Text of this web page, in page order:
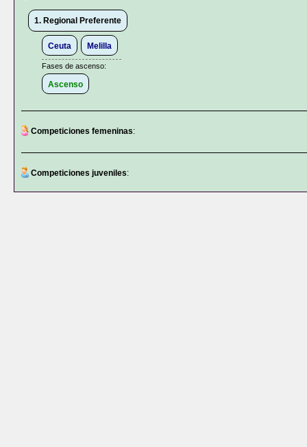
1. Regional Preferente
Ceuta Melilla
Fases de ascenso:
Ascenso
Competiciones femeninas:
Competiciones juveniles: